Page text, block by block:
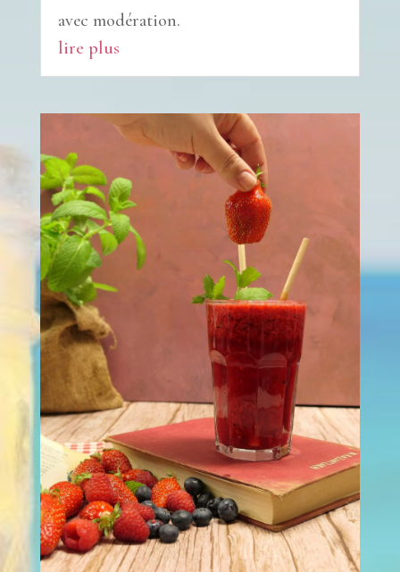
avec modération.
lire plus